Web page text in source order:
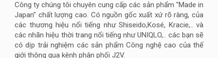
Công ty chúng tôi chuyên cung cấp các sản phẩm "Made in
Japan" chất lượng cao. Có nguồn gốc xuất xứ rõ ràng, của
các thương hiệu nổi tiếng như Shiseido,Kosé, Kracie,.. và
các nhãn hiệu thời trang nổi tiếng như UNIQLO,.. các bạn sẽ
có dịp trải nghiệm các sản phẩm Công nghệ cao của thế
giới thông qua kênh phân phối J2V.